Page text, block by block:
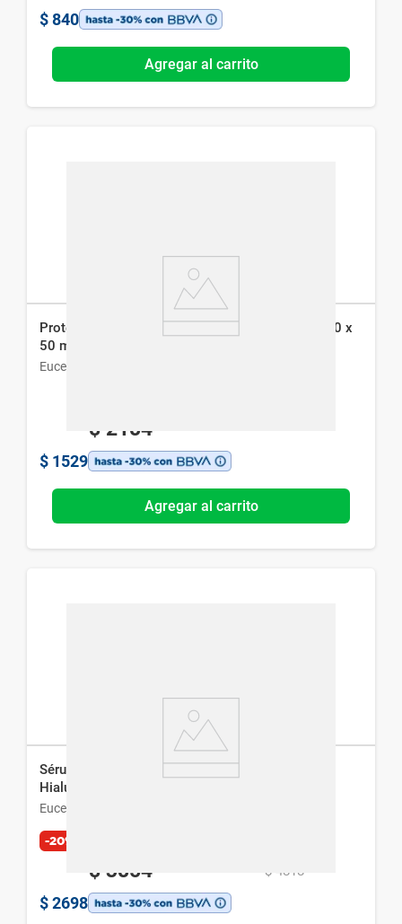
$ 840
Agregar al carrito
Protector Solar Eucerin Oil Control Sun Gel Fps 50 x
50 ml
Eucerin
$ 2184
$ 1529
Agregar al carrito
Sérum Facial Eucerin Anti-Pigment con Ácido
Hialurónico x 30 ml
Eucerin
-20%
$ 3854 $ 4818
$ 2698